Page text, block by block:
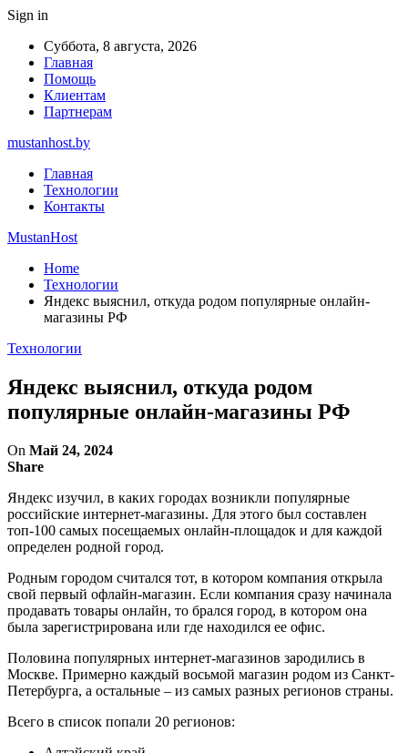
Sign in
Суббота, 8 августа, 2026
Главная
Помощь
Клиентам
Партнерам
mustanhost.by
Главная
Технологии
Контакты
MustanHost
Home
Технологии
Яндекс выяснил, откуда родом популярные онлайн-
магазины РФ
Технологии
Яндекс выяснил, откуда родом
популярные онлайн-магазины РФ
On Май 24, 2024
Share
Яндекс изучил, в каких городах возникли популярные
российские интернет-магазины. Для этого был составлен
топ-100 самых посещаемых онлайн-площадок и для каждой
определен родной город.
Родным городом считался тот, в котором компания открыла
свой первый офлайн-магазин. Если компания сразу начинала
продавать товары онлайн, то брался город, в котором она
была зарегистрирована или где находился ее офис.
Половина популярных интернет-магазинов зародились в
Москве. Примерно каждый восьмой магазин родом из Санкт-
Петербурга, а остальные – из самых разных регионов страны.
Всего в список попали 20 регионов: